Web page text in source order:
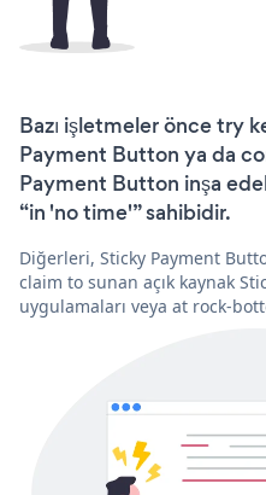
Bazı işletmeler önce try
Payment Button ya da
Payment Button inşa
“in 'no time'” sahibidir.
Diğerleri, Sticky Payment
claim to sunan açık kaynak
uygulamaları veya at rock-